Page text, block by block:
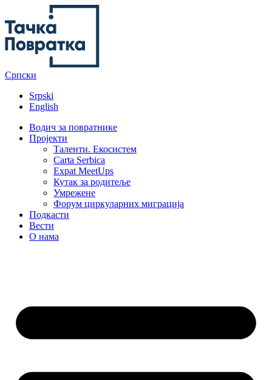
Српски
Srpski
English
Водич за повратнике
Пројекти
Таленти. Екосистем
Carta Serbica
Expat MeetUps
Кутак за родитеље
Умрежене
Форум циркуларних миграција
Подкасти
Вести
O нама